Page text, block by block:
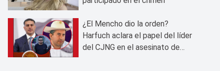
¿El Mencho dio la orden?
Harfuch aclara el papel del líder
del CJNG en el asesinato de